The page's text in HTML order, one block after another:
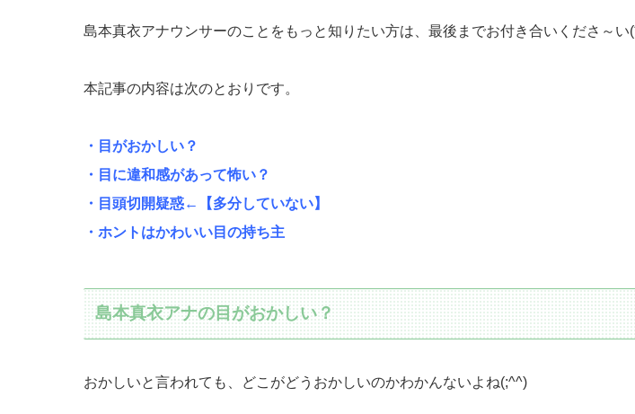
島本真衣アナウンサーのことをもっと知りたい方は、最後までお付き合いくださ～い
本記事の内容は次のとおりです。
・目がおかしい？
・目に違和感があって怖い？
・目頭切開疑惑←【多分していない】
・ホントはかわいい目の持ち主
島本真衣アナの目がおかしい？
おかしいと言われても、どこがどうおかしいのかわかんないよね(;^^)